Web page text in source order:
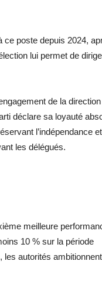
ce poste depuis 2024,
lui permet de
de la direction
déclare sa loyauté
l’indépendance et
les délégués.
meilleure
10 % sur la période
les autorités